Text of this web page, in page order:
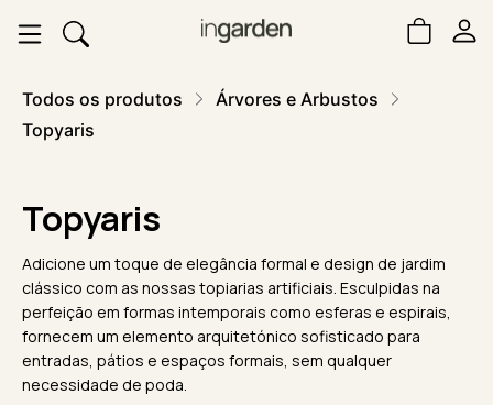
Todos os produtos
Árvores e Arbustos
Topyaris
Topyaris
Adicione um toque de elegância formal e design de jardim
clássico com as nossas topiarias artificiais. Esculpidas na
perfeição em formas intemporais como esferas e espirais,
fornecem um elemento arquitetónico sofisticado para
entradas, pátios e espaços formais, sem qualquer
necessidade de poda.